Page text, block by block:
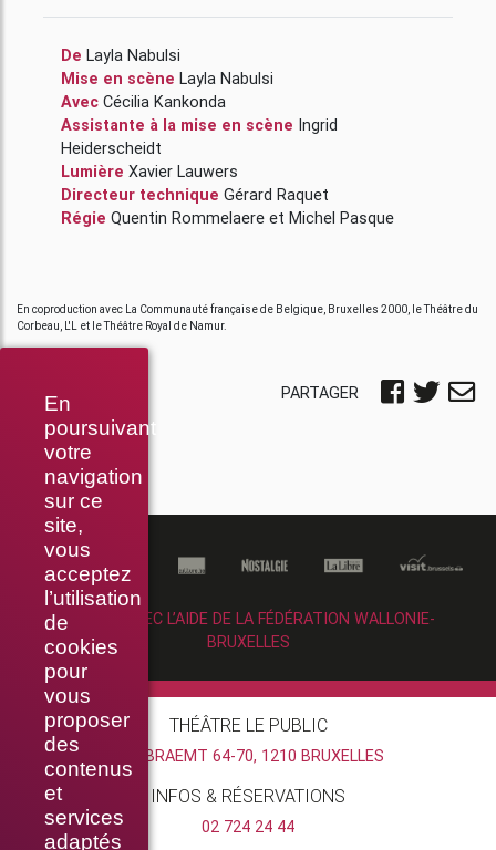
En
poursuivant
votre
navigation
sur ce
site,
vous
acceptez
l’utilisation
de
cookies
pour
vous
proposer
des
contenus
et
services
adaptés
De
Layla Nabulsi
Mise en scène
Layla Nabulsi
Avec Cécilia Kankonda
Assistante à la mise en scène Ingrid
Heiderscheidt
Lumière Xavier Lauwers
Directeur technique Gérard Raquet
Régie Quentin Rommelaere et Michel Pasque
En coproduction avec La Communauté française de Belgique, Bruxelles 2000, le Théâtre du
Corbeau, L'L et le Théâtre Royal de Namur.
PARTAGER
RÉALISÉ AVEC L’AIDE DE LA FÉDÉRATION WALLONIE-
BRUXELLES
THÉÂTRE LE PUBLIC
RUE BRAEMT 64-70, 1210 BRUXELLES
INFOS & RÉSERVATIONS
02 724 24 44